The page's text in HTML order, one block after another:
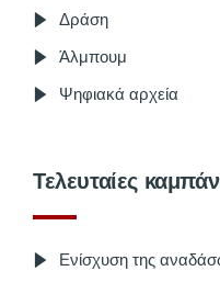
Δράση
Άλμπουμ
Ψηφιακά αρχεία
Τελευταίες
Ενίσχυση της